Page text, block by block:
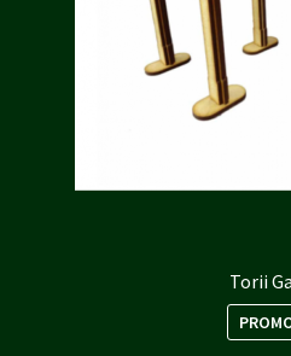
Torii